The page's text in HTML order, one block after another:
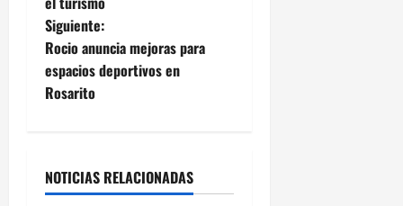
v
e
g
c
Siguiente:
Rocio anuncia mejoras para
espacios deportivos en
Rosarito
NOTICIAS RELACIONADAS